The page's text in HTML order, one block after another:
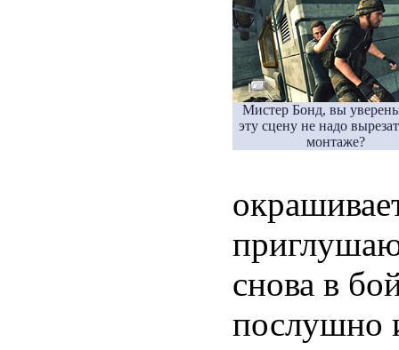
Мистер Бонд, вы
эту сцену не надо
монтаже?
снова в
послушно